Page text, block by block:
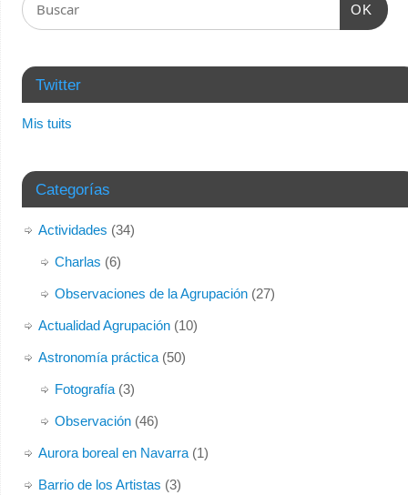
OK
Twitter
Mis tuits
Categorías
Actividades (34)
Charlas (6)
Observaciones de la Agrupación(27)
Actualidad Agrupación(10)
Astronomía práctica(50)
Fotografía(3)
Observación(46)
Aurora boreal en Navarra(1)
Barrio de los Artistas (3)